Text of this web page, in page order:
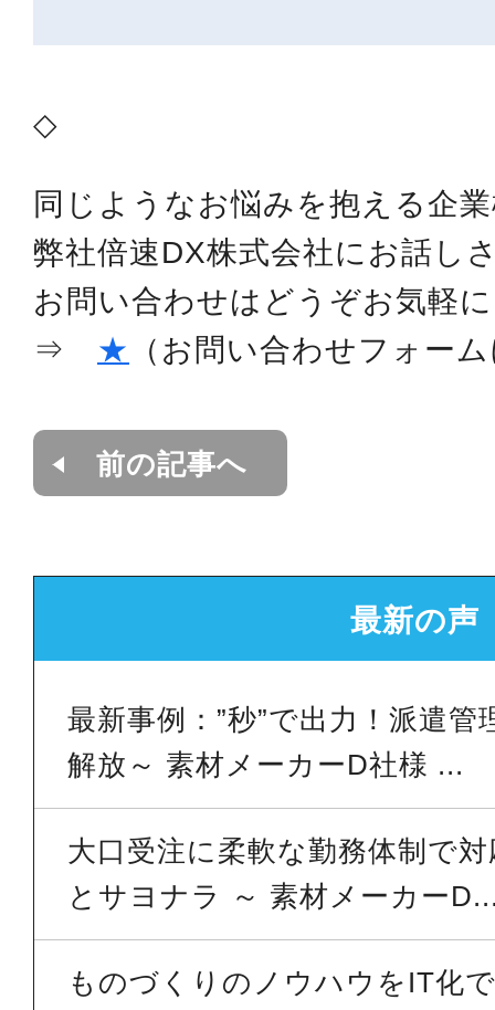
◇
同じようなお悩みを抱える企
弊社倍速DX株式会社にお話し
お問い合わせはどうぞお気軽
⇒ ★ （お問い合わせフォー
前の記事へ
最新の声
最新事例：”秒”で出力！派遣
解放～ 素材メーカーD社様 ...
大口受注に柔軟な勤務体制で
とサヨナラ ～ 素材メーカー
ものづくりのノウハウをIT化